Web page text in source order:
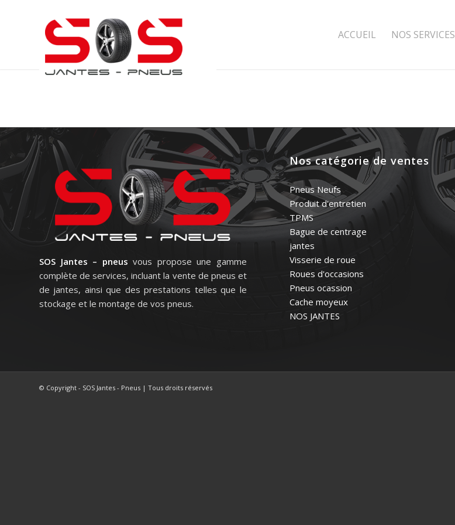
ACCUEIL NOS SERVICES
SOS Jantes – pneus vous propose une gamme
complète de services, incluant la vente de pneus et
de jantes, ainsi que des prestations telles que le
stockage et le montage de vos pneus.
Nos catégorie de ventes
Pneus Neufs
Produit d'entretien
TPMS
Bague de centrage
jantes
Visserie de roue
Roues d'occasions
Pneus ocassion
Cache moyeux
NOS JANTES
© Copyright - SOS Jantes - Pneus | Tous droits réservés